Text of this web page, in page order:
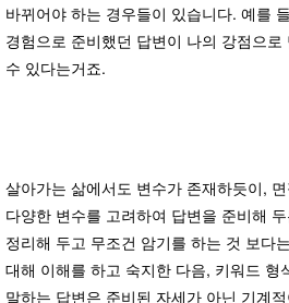
바뀌어야 하는 경우들이 있습니다. 예를
경험으로 준비했던 답변이 나의 강점으
수 있다는거죠.
살아가는 삶에서도 변수가 존재하듯이,
다양한 변수를 고려하여 답변을 준비해
정리해 두고 무조건 암기를 하는 것 보다
대해 이해를 하고 숙지한 다음, 키워드 형
말하는 답변은 준비된 자세가 아닌 기계